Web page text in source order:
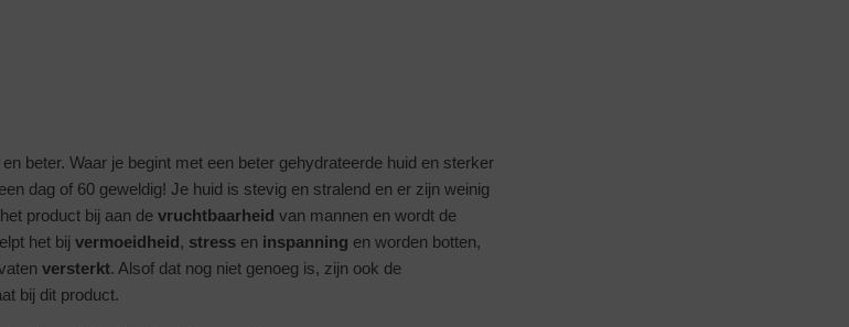
beter. Waar je begint met een beter gehydrateerde huid en sterker
dag of 60 geweldig! Je huid is stevig en stralend en er zijn weinig
product bij aan de vruchtbaarheid van mannen en wordt de
het bij vermoeidheid, stress en inspanning en worden botten,
versterkt. Alsof dat nog niet genoeg is, zijn ook de
bij dit product.